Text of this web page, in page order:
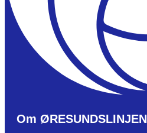
Om ØRESUNDSLINJEN